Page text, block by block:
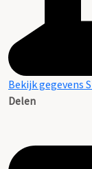
Bekijk gegevens
Delen